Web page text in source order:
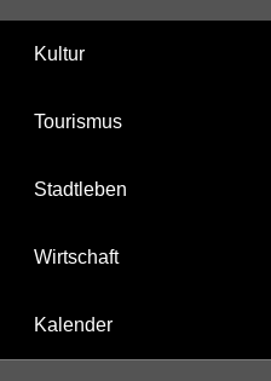
Kultur
Tourismus
Stadtleben
Wirtschaft
Kalender